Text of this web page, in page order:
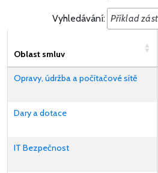
Vyhledávání:
Oblast smluv
Opravy, údržba a počítačové sítě
Dary a dotace
IT Bezpečnost